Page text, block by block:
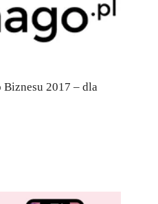
Biznesu 2017 – dla